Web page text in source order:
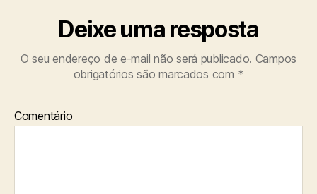
Deixe uma resposta
O seu endereço de e-mail não será publicado. Campos
obrigatórios são marcados com *
Comentário